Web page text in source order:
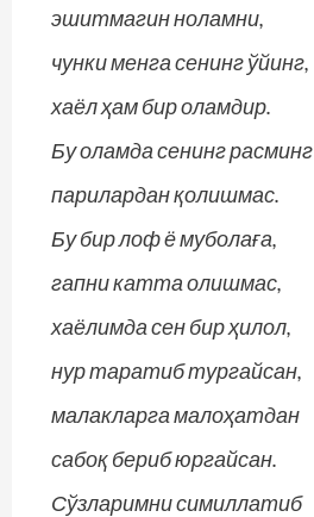
эшитмагин ноламни,
чунки менга сенинг ўйинг,
хаёл ҳам бир оламдир.
Бу оламда сенинг расминг
парилардан қолишмас.
Бу бир лоф ё муболаға,
гапни катта олишмас,
хаёлимда сен бир ҳилол,
нур таратиб тургайсан,
малакларга малоҳатдан
сабоқ бериб юргайсан.
Сўзларимни симиллатиб